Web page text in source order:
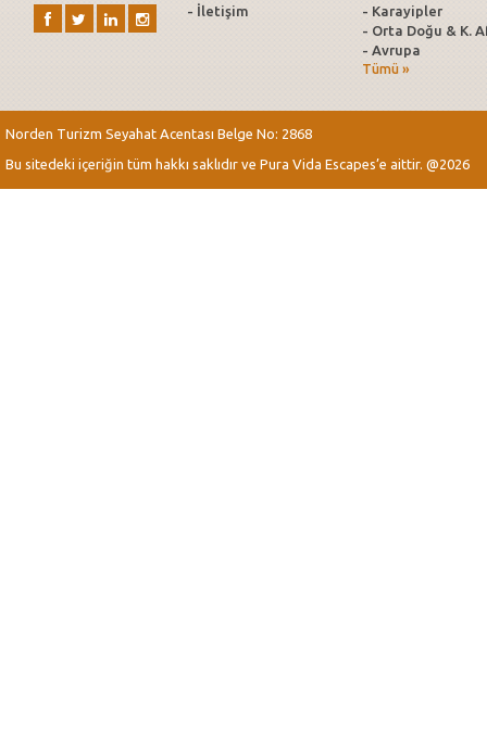
- İletişim
- Karayipler
- Orta Doğu & K.
- Avrupa
Tümü »
Norden Turizm Seyahat Acentası Belge No: 2868
Bu sitedeki içeriğin tüm hakkı saklıdır ve Pura Vida Escapes’e aittir. @2026